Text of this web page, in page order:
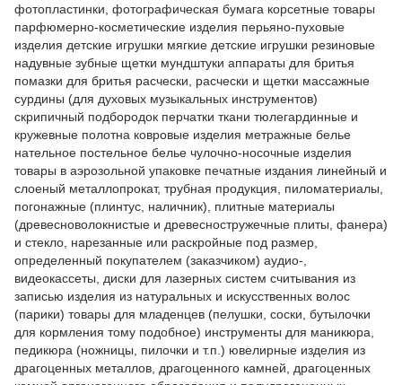
фотопластинки, фотографическая бумага корсетные товары
парфюмерно-косметические изделия перьяно-пуховые
изделия детские игрушки мягкие детские игрушки резиновые
надувные зубные щетки мундштуки аппараты для бритья
помазки для бритья расчески, расчески и щетки массажные
сурдины (для духовых музыкальных инструментов)
скрипичный подбородок перчатки ткани тюлегардинные и
кружевные полотна ковровые изделия метражные белье
нательное постельное белье чулочно-носочные изделия
товары в аэрозольной упаковке печатные издания линейный и
слоеный металлопрокат, трубная продукция, пиломатериалы,
погонажные (плинтус, наличник), плитные материалы
(древесноволокнистые и древесностружечные плиты, фанера)
и стекло, нарезанные или раскройные под размер,
определенный покупателем (заказчиком) аудио-,
видеокассеты, диски для лазерных систем считывания из
записью изделия из натуральных и искусственных волос
(парики) товары для младенцев (пелушки, соски, бутылочки
для кормления тому подобное) инструменты для маникюра,
педикюра (ножницы, пилочки и т.п.) ювелирные изделия из
драгоценных металлов, драгоценного камней, драгоценных